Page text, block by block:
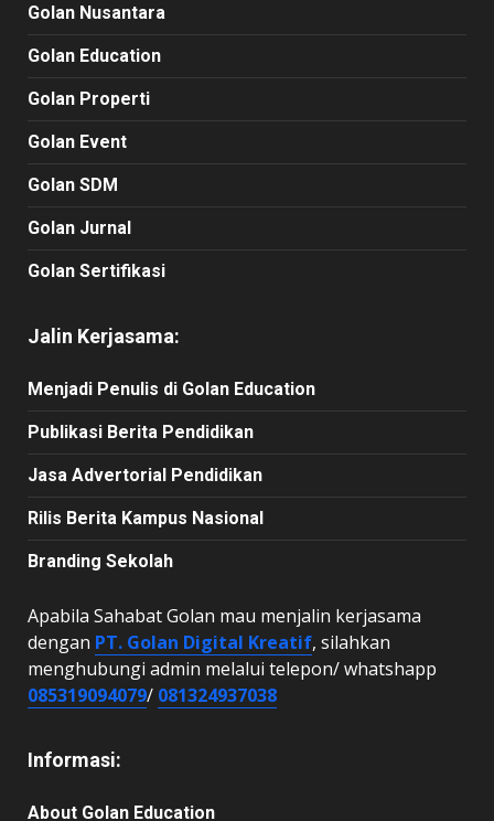
Golan Nusantara
Golan Education
Golan Properti
Golan Event
Golan SDM
Golan Jurnal
Golan Sertifikasi
Jalin Kerjasama:
Menjadi Penulis di Golan Education
Publikasi Berita Pendidikan
Jasa Advertorial Pendidikan
Rilis Berita Kampus Nasional
Branding Sekolah
Apabila Sahabat Golan mau menjalin kerjasama
dengan PT. Golan Digital Kreatif, silahkan
menghubungi admin melalui telepon/ whatshapp
085319094079/ 081324937038
Informasi:
About Golan Education